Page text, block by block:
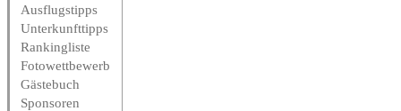
Ausflugstipps
Unterkunfttipps
Rankingliste
Fotowettbewerb
Gästebuch
Sponsoren